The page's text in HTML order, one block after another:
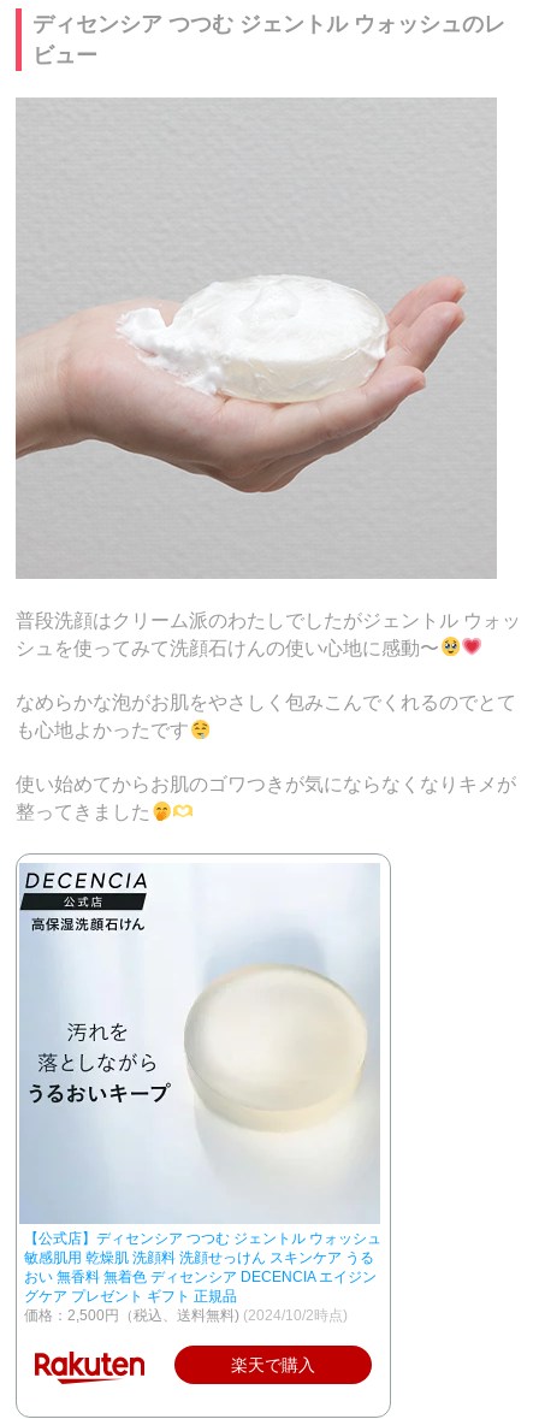
ディセンシア つつむ ジェントル ウォッシュのレ
ビュー
普段洗顔はクリーム派のわたしでしたがジェントル ウォッ
シュを使ってみて洗顔石けんの使い心地に感動〜
なめらかな泡がお肌をやさしく包みこんでくれるのでとて
も心地よかったです
使い始めてからお肌のゴワつきが気にならなくなりキメが
整ってきました
【公式店】ディセンシア つつむ ジェントル ウォッシュ
敏感肌用 乾燥肌 洗顔料 洗顔せっけん スキンケア うる
おい 無香料 無着色 ディセンシア DECENCIA エイジン
グケア プレゼント ギフト 正規品
価格：2,500円（税込、送料無料) (2024/10/2時点)
楽天で購入